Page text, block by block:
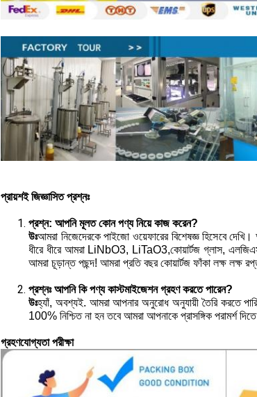
প্রায়শই জিজ্ঞাসিত প্রশ্নঃ
প্রশ্ন: আপনি মূলত কোন পণ্য নিয়ে কাজ করেন?
উঃআমরা নিজেদেরকে পাইজো ওয়েফারের বিশেষজ্ঞ হিসেবে
ধীরে ধীরে আমরা LiNbO3, LiTaO3,কোয়ার্টজ গ্লাস,
আমরা চূড়ান্ত পছন্দ! আমরা প্রতি বছর কোয়ার্টজ ফাঁকা লক্ষ লক্ষ
প্রশ্নঃ আপনি কি পণ্য কাস্টমাইজেশন গ্রহণ করতে পারেন?
উঃহ্যাঁ, অবশ্যই. আমরা আপনার অনুরোধ অনুযায়ী তৈরি করতে
100% নিশ্চিত না হন তবে আমরা আপনাকে প্রাসঙ্গিক পরামর্শ
গ্রহণযোগ্যতা পরীক্ষা